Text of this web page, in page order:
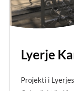
Lyerje
Projekti i